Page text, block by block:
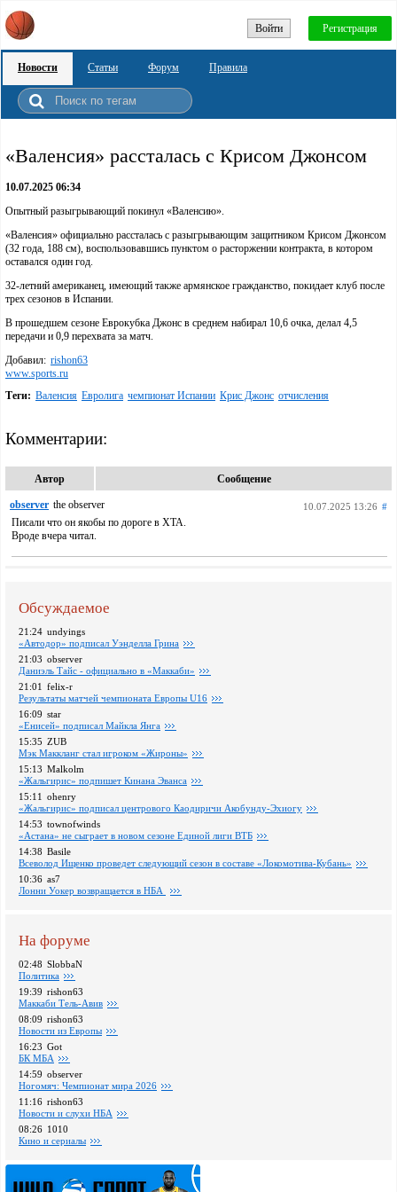
Войти Регистрация
Новости Статьи Форум Правила
«Валенсия» рассталась с Крисом Джонсом
10.07.2025 06:34
Опытный разыгрывающий покинул «Валенсию».
«Валенсия» официально рассталась с разыгрывающим защитником Крисом Джонсом
(32 года, 188 см), воспользовавшись пунктом о расторжении контракта, в котором
оставался один год.
32-летний американец, имеющий также армянское гражданство, покидает клуб после
трех сезонов в Испании.
В прошедшем сезоне Еврокубка Джонс в среднем набирал 10,6 очка, делал 4,5
передачи и 0,9 перехвата за матч.
Добавил: rishon63
www.sports.ru
Теги: Валенсия Евролига чемпионат Испании Крис Джонс отчисления
Комментарии:
Автор Сообщение
observer the observer 10.07.2025 13:26 #
Писали что он якобы по дороге в ХТА.
Вроде вчера читал.
Обсуждаемое
21:24 undyings
«Автодор» подписал Уэнделла Грина
21:03 observer
Даниэль Тайс - официально в «Маккаби»
21:01 felix-r
Pезультаты матчей чемпионата Европы U16
16:09 star
«Енисей» подписал Майкла Янга
15:35 ZUB
Мэк Маккланг стал игроком «Жироны»
15:13 Malkolm
«Жальгирис» подпишет Кинана Эванса
15:11 ohenry
«Жальгирис» подписал центрового Каодиричи Акобунду-Эхиогу
14:53 townofwinds
«Астана» не сыграет в новом сезоне Единой лиги ВТБ
14:38 Basile
Всеволод Ищенко проведет следующий сезон в составе «Локомотива-Кубань»
10:36 as7
Лонни Уокер возвращается в НБА
На форуме
02:48 SlobbaN
Политика
19:39 rishon63
Маккаби Тель-Авив
08:09 rishon63
Новости из Европы
16:23 Got
БК МБА
14:59 observer
Ногомяч: Чемпионат мира 2026
11:16 rishon63
Новости и слухи НБА
08:26 1010
Кино и сериалы